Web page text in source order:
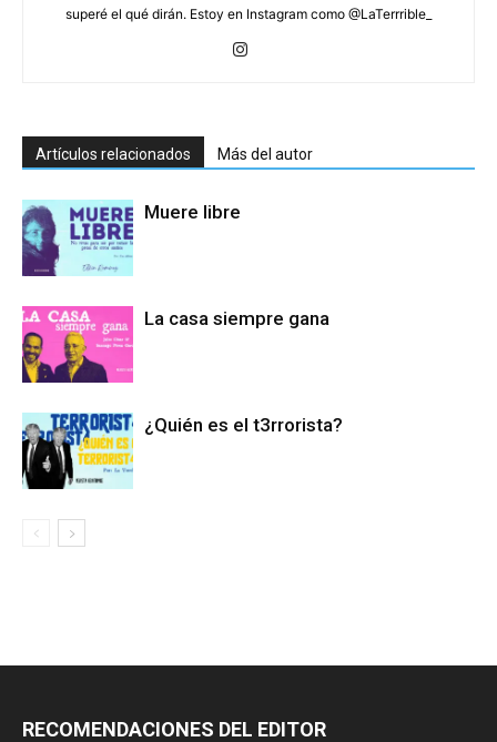
superé el qué dirán. Estoy en Instagram como @LaTerrrible_
Artículos relacionados Más del autor
Muere libre
La casa siempre gana
¿Quién es el t3rrorista?
RECOMENDACIONES DEL EDITOR